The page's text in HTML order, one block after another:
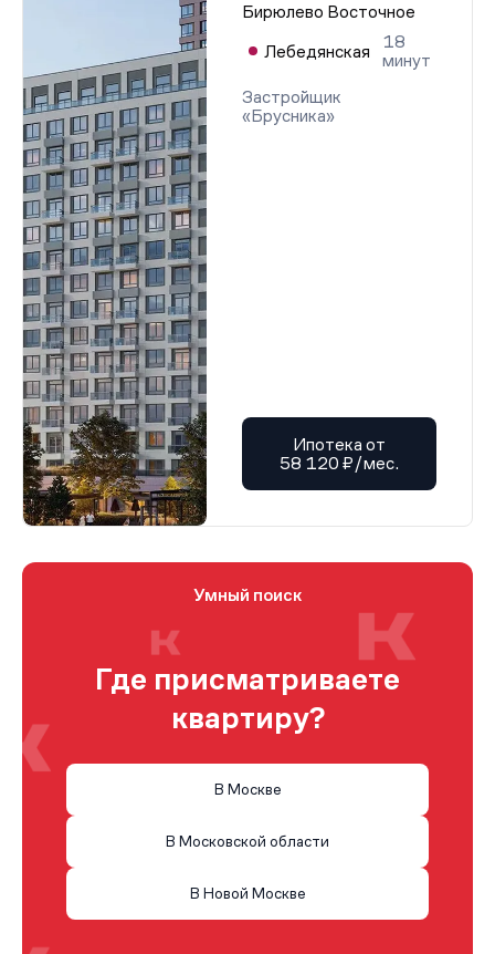
Бирюлево Восточное
Лебедянская
18
минут
Застройщик
«Брусника»
Ипотека от
58 120 ₽/мес.
Умный поиск
Где присматриваете
квартиру?
В Москве
В Московской области
В Новой Москве